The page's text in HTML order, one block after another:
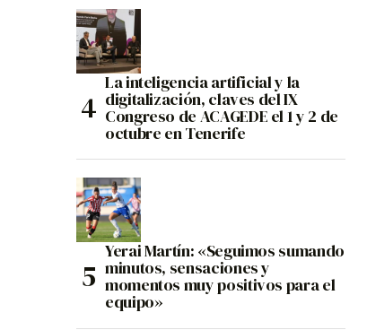
La inteligencia artificial y la
digitalización, claves del IX
Congreso de ACAGEDE el 1 y 2 de
octubre en Tenerife
Yerai Martín: «Seguimos sumando
minutos, sensaciones y
momentos muy positivos para el
equipo»